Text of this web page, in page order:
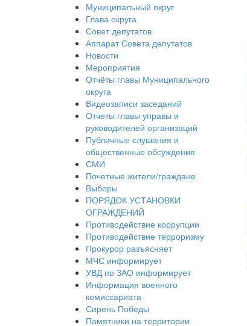
Муниципальный округ
Глава округа
Совет депутатов
Аппарат Совета депутатов
Новости
Мероприятия
Отчёты главы Муниципального
округа
Видеозаписи заседаний
Отчеты главы управы и
руководителей организаций
Публичные слушания и
общественные обсуждения
СМИ
Почетные жители/граждане
Выборы
ПОРЯДОК УСТАНОВКИ
ОГРАЖДЕНИЙ
Противодействие коррупции
Противодействие терроризму
Прокурор разъясняет
МЧС информирует
УВД по ЗАО информирует
Информация военного
комиссариата
Сирень Победы
Памятники на территории